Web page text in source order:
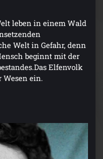
leben in einem Wald
Welt in Gefahr, denn
beginnt mit der
Elfenvolk
Wesen ein.